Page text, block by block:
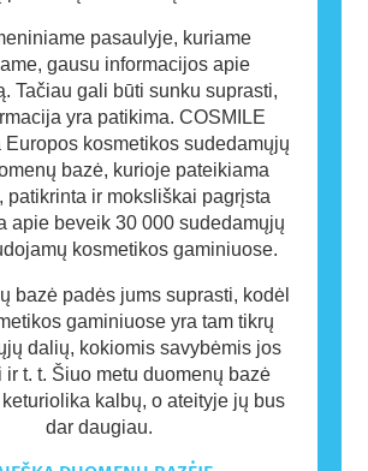
pasaulyje, kuriame
gausu informacijos apie
Tačiau gali būti sunku suprasti,
yra patikima. COSMILE
Europos kosmetikos sudedamųjų
bazė, kurioje pateikiama
patikrinta ir moksliškai pagrįsta
apie beveik 30 000 sudedamųjų
kosmetikos gaminiuose.
bazė padės jums suprasti, kodėl
gaminiuose yra tam tikrų
dalių, kokiomis savybėmis jos
ir t. t. Šiuo metu duomenų bazė
kalbų, o ateityje jų bus
dar daugiau.